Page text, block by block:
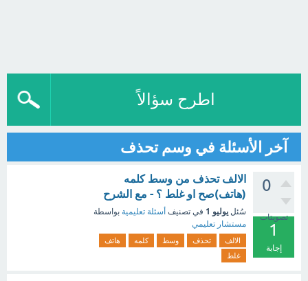
اطرح سؤالاً
آخر الأسئلة في وسم تحذف
0
تصويتات
1
إجابة
الالف تحذف من وسط كلمه
(هاتف)صح او غلط ؟ - مع الشرح
سُئل يوليو 1 في تصنيف أسئلة تعليمية بواسطة
مستشار تعليمي
الالف تحذف وسط كلمه
هاتف
غلط